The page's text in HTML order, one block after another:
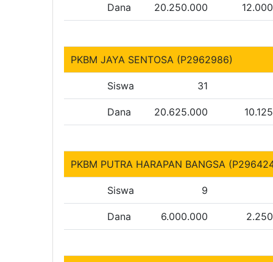
Dana 20.250.000
PKBM JAYA SENTOSA (P2962986)
Siswa 31
Dana 20.625.000
PKBM PUTRA HARAPAN BANGSA
Siswa 9
Dana 6.000.000